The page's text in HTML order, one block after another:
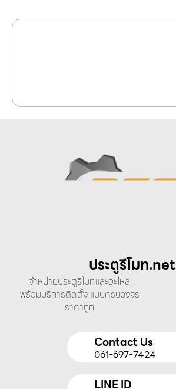
ประตูรีโมท.net
จำหน่ายประตูรีโมทและอะไหล่
พร้อมบริการติดตั้ง แบบครบวงจร
ราคาถูก
Contact Us
061-697-7424
LINE ID